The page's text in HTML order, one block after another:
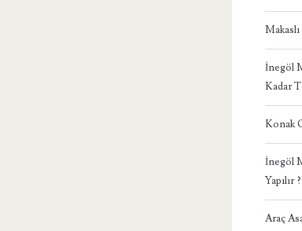
İnegöl
Kadar
Konak
İnegöl
Yapılır ?
Araç